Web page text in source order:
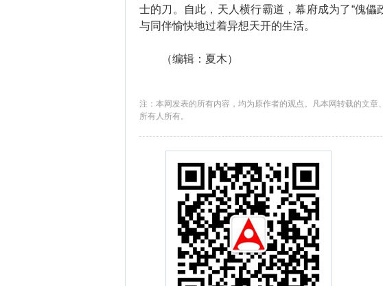
士的刀。自此，天人横行霸道，幕府成为了“傀儡
与同伴愉快地过着异想天开的生活。
（编辑：夏木）
注：本网发表的所有内容，均为原作者的观点。凡本网转载的文
所有人所有。